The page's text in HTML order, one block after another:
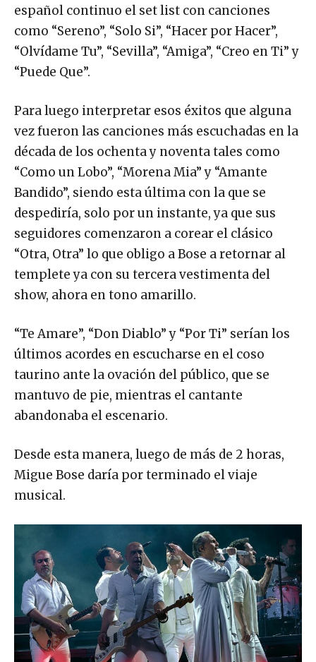
español continuo el set list con canciones
como “Sereno”, “Solo Si”, “Hacer por Hacer”,
“Olvídame Tu”, “Sevilla”, “Amiga”, “Creo en Ti” y
“Puede Que”.
Para luego interpretar esos éxitos que alguna
vez fueron las canciones más escuchadas en la
década de los ochenta y noventa tales como
“Como un Lobo”, “Morena Mia” y “Amante
Bandido”, siendo esta última con la que se
despediría, solo por un instante, ya que sus
seguidores comenzaron a corear el clásico
“Otra, Otra” lo que obligo a Bose a retornar al
templete ya con su tercera vestimenta del
show, ahora en tono amarillo.
“Te Amare”, “Don Diablo” y “Por Ti” serían los
últimos acordes en escucharse en el coso
taurino ante la ovación del público, que se
mantuvo de pie, mientras el cantante
abandonaba el escenario.
Desde esta manera, luego de más de 2 horas,
Migue Bose daría por terminado el viaje
musical.